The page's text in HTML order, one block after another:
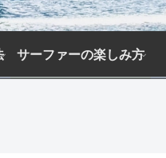
サーファーの楽しみ方
上初ササ